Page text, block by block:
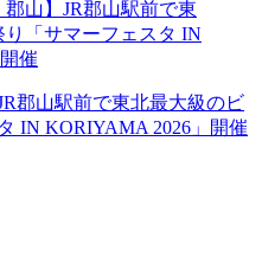
郡山駅前で東北最大級のビ
IN KORIYAMA 2026」開催